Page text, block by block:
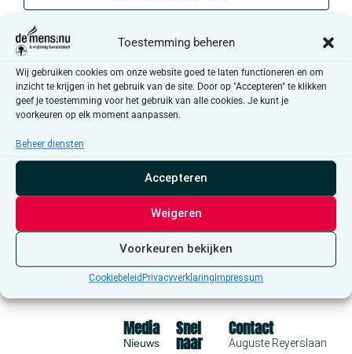
Toestemming beheren
Wij gebruiken cookies om onze website goed te laten functioneren en om
inzicht te krijgen in het gebruik van de site. Door op "Accepteren" te klikken
geef je toestemming voor het gebruik van alle cookies. Je kunt je
voorkeuren op elk moment aanpassen.
Beheer diensten
Accepteren
Weigeren
Voorkeuren bekijken
Cookiebeleid Privacyverklaring Impressum
Snel
naar
Media
Nieuws
Contact
Auguste Reyerslaan